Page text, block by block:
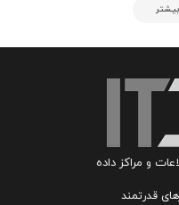
و مراکز داده
قدرتمند